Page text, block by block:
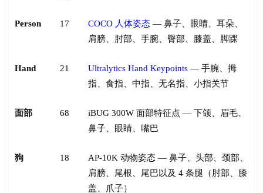
Person 17 COCO 人体姿态 — 鼻子、眼睛、耳朵、
肩膀、肘部、手腕、臀部、膝盖、脚踝
Hand 21 Ultralytics Hand Keypoints — 手腕、拇
指、食指、中指、无名指、小指关节
面部 68
iBUG 300W 面部特征点 — 下颌、眉毛、
鼻子、眼睛、嘴巴
狗 18
AP-10K 动物姿态 — 鼻子、头部、颈部、
肩膀、尾根、尾巴以及 4 条腿（肘部、膝
盖、爪子）